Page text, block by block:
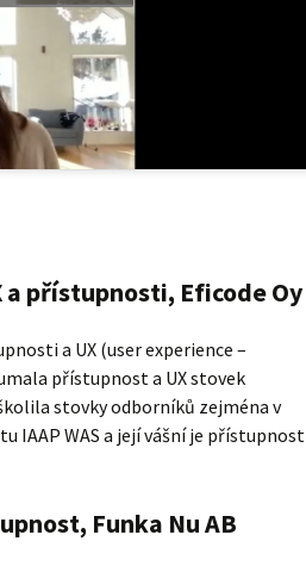
přístupnosti, Eficode Oy
a UX (user experience –
přístupnost a UX stovek
stovky odborníků zejména v
WAS a její vášní je přístupnost
Funka Nu AB